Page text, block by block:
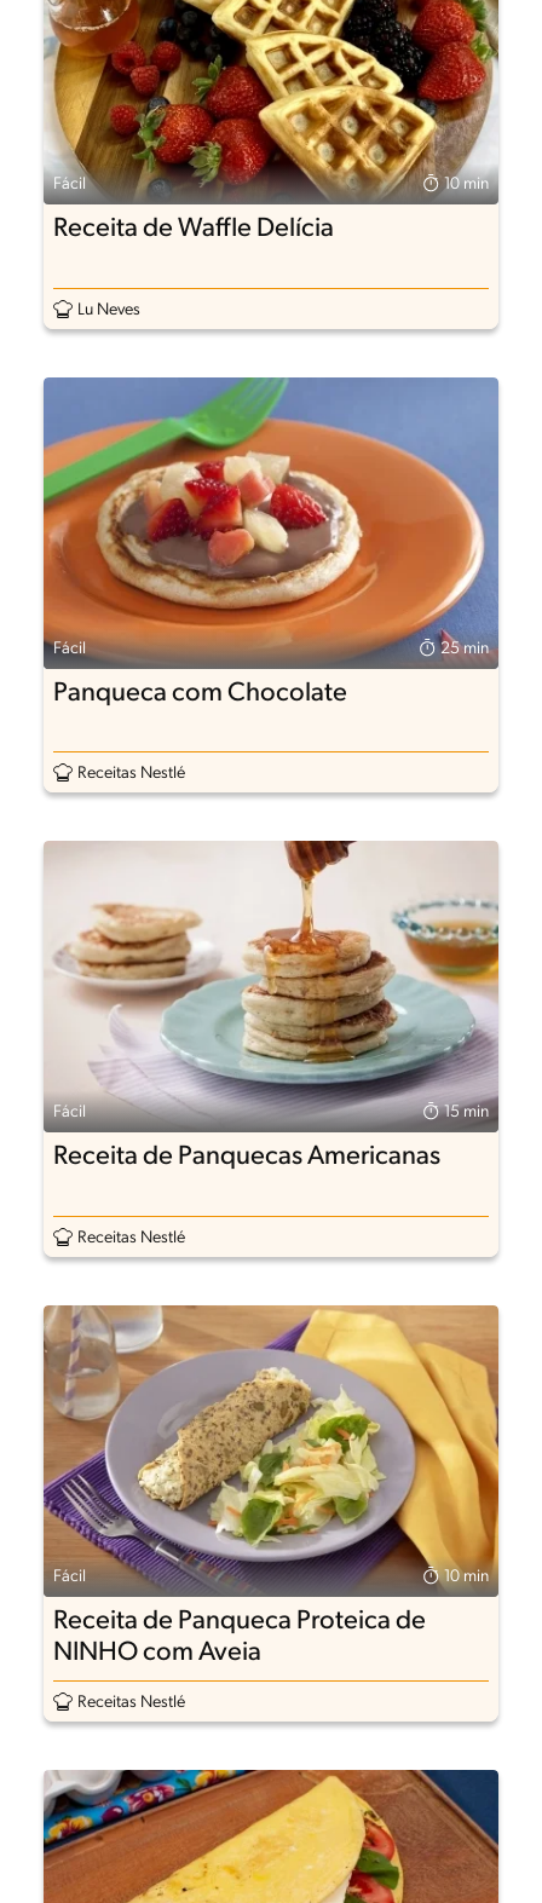
Fácil 10 min
Receita de Waffle Delícia
Lu Neves
Fácil 25 min
Panqueca com Chocolate
Receitas Nestlé
Fácil 15 min
Receita de Panquecas Americanas
Receitas Nestlé
Fácil 10 min
Receita de Panqueca Proteica de
NINHO com Aveia
Receitas Nestlé